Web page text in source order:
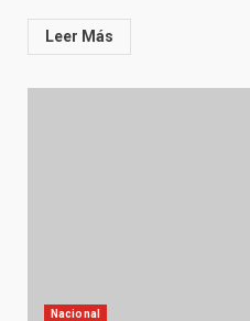
Leer Más
Nacional